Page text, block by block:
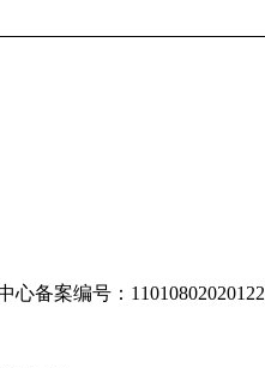
备案编号：11010802020122